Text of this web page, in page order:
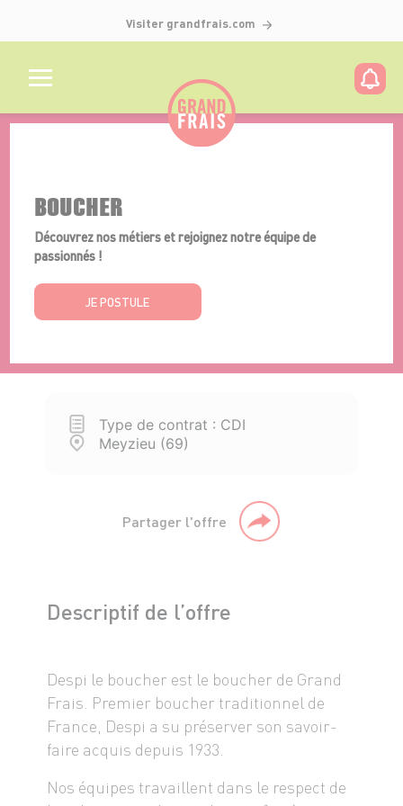
Visiter grandfrais.com
BOUCHER
Découvrez nos métiers et rejoignez notre équipe de
passionnés !
JE POSTULE
Type de contrat : CDI
Meyzieu (69)
Partager l'offre
Descriptif de l’offre
Despi le boucher est le boucher de Grand
Frais. Premier boucher traditionnel de
France, Despi a su préserver son savoir-
faire acquis depuis 1933.
Nos équipes travaillent dans le respect de